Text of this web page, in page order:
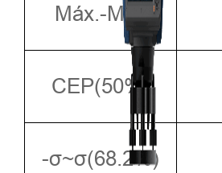
Máx.-Mín.
CEP(50%)
-σ~σ(68.2%)